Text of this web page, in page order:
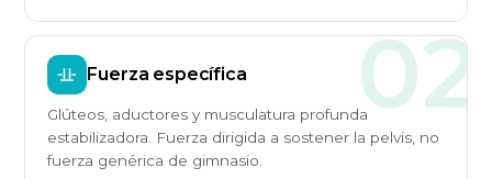
02
Fuerza específica
Glúteos, aductores y musculatura profunda
estabilizadora. Fuerza dirigida a sostener la pelvis, no
fuerza genérica de gimnasio.